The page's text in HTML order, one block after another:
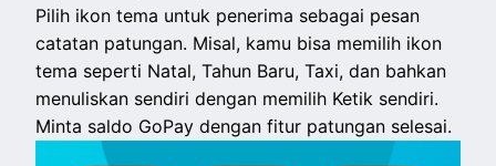
Pilih ikon tema untuk penerima sebagai pesan
catatan patungan. Misal, kamu bisa memilih ikon
tema seperti Natal, Tahun Baru, Taxi, dan bahkan
menuliskan sendiri dengan memilih Ketik sendiri.
Minta saldo GoPay dengan fitur patungan selesai.